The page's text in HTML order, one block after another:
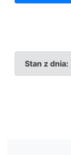
Stan z dnia: